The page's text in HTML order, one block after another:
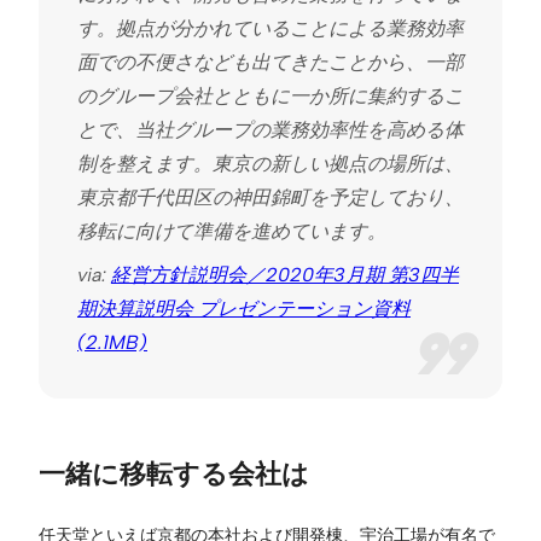
す。拠点が分かれていることによる業務効率
面での不便さなども出てきたことから、一部
のグループ会社とともに一か所に集約するこ
とで、当社グループの業務効率性を高める体
制を整えます。東京の新しい拠点の場所は、
東京都千代田区の神田錦町を予定しており、
移転に向けて準備を進めています。
via: 経営方針説明会／2020年3月期 第3四半
期決算説明会 プレゼンテーション資料
(2.1MB)
一緒に移転する会社は
任天堂といえば京都の本社および開発棟、宇治工場が有名で